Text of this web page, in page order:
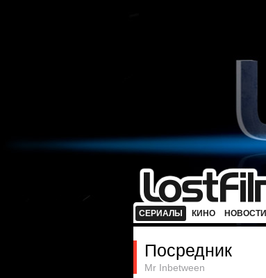
СЕРИАЛЫ КИНО НОВОСТИ
Посредник
Mr Inbetween